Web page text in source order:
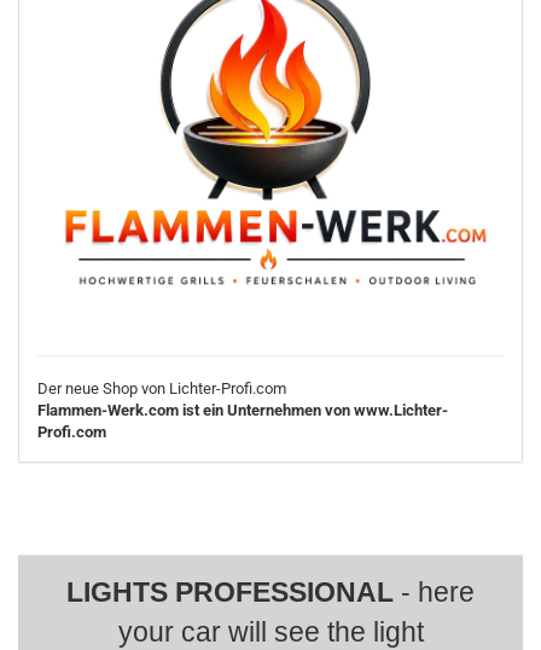
Der neue Shop von Lichter-Profi.com
Flammen-Werk.com ist ein Unternehmen von www.Lichter-
Profi.com
LIGHTS PROFESSIONAL - here
your car will see the light